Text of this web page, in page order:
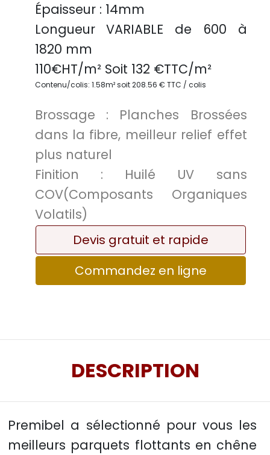
Épaisseur : 14mm
Longueur VARIABLE de 600 à
1820 mm
110€HT/m² Soit 132 €TTC/m²
Contenu/colis: 1.58m² soit 208.56 € TTC / colis
Brossage : Planches Brossées
dans la fibre, meilleur relief effet
plus naturel
Finition : Huilé UV sans
COV(Composants Organiques
Volatils)
Devis gratuit et rapide
Commandez en ligne
DESCRIPTION
Premibel a sélectionné pour vous les
meilleurs parquets flottants en chêne